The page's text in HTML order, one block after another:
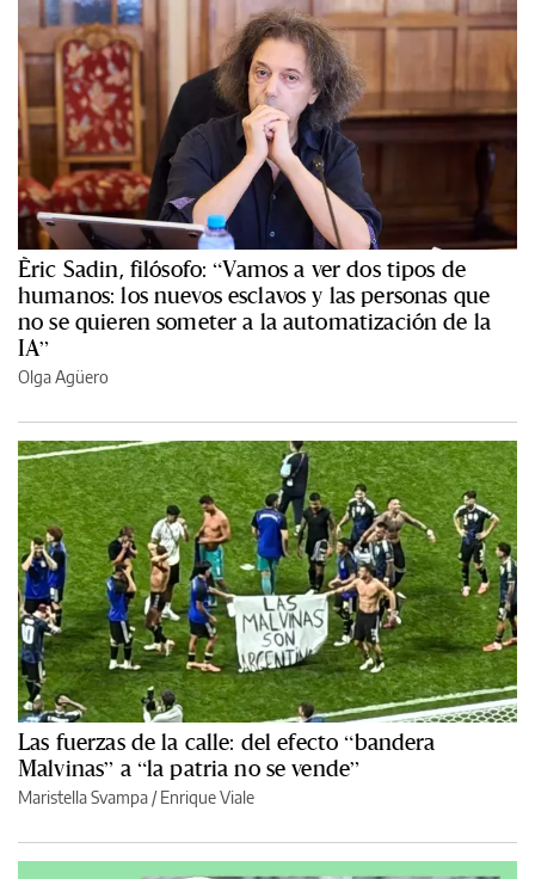
Èric Sadin, filósofo: “Vamos a ver dos tipos de
humanos: los nuevos esclavos y las personas que
no se quieren someter a la automatización de la
IA”
Olga Agüero
Las fuerzas de la calle: del efecto “bandera
Malvinas” a “la patria no se vende”
Maristella Svampa /Enrique Viale